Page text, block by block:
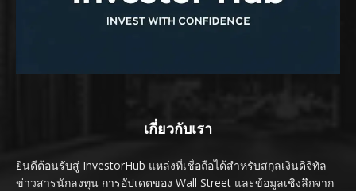
เกี่ยวกับเรา
ยินดีต้อนรับสู่ InvestorHub แหล่งที่เชื่อถือได้สำหรับสกุลเงินดิจิทัล
ข่าวสารนักลงทุน การอัปเดตของ Wall Street และข้อมูลเชิงลึกจาก